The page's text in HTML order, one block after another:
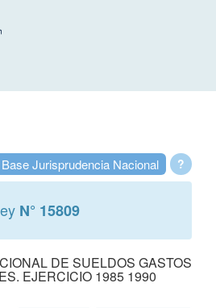
?
Jurisprudencia Nacional
N° 15809
DE SUELDOS GASTOS
EJERCICIO 1985 1990